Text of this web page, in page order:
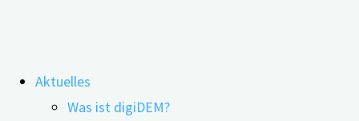
Inhalt
springen
Aktuelles
Was ist digiDEM?
Schlagwort:Unterstützende